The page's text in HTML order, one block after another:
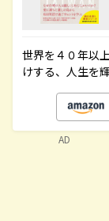
世界を４０年以
けする、人生を
AD